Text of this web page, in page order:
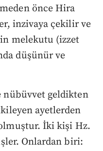
önce Hira
inzivaya çekilir ve
melekutu (izzet
düşünür ve
nübüvvet geldikten
ayetlerden
İki kişi Hz.
Onlardan biri: